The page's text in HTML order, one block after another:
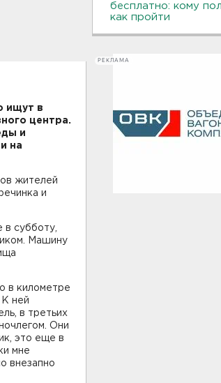
ищут в
центра.
и
на
жителей
и
в субботу,
Машину
в километре
К ней
в третьих
Они
это еще в
мне
внезапно
бесплатно: кому
как пройти
РЕКЛАМА